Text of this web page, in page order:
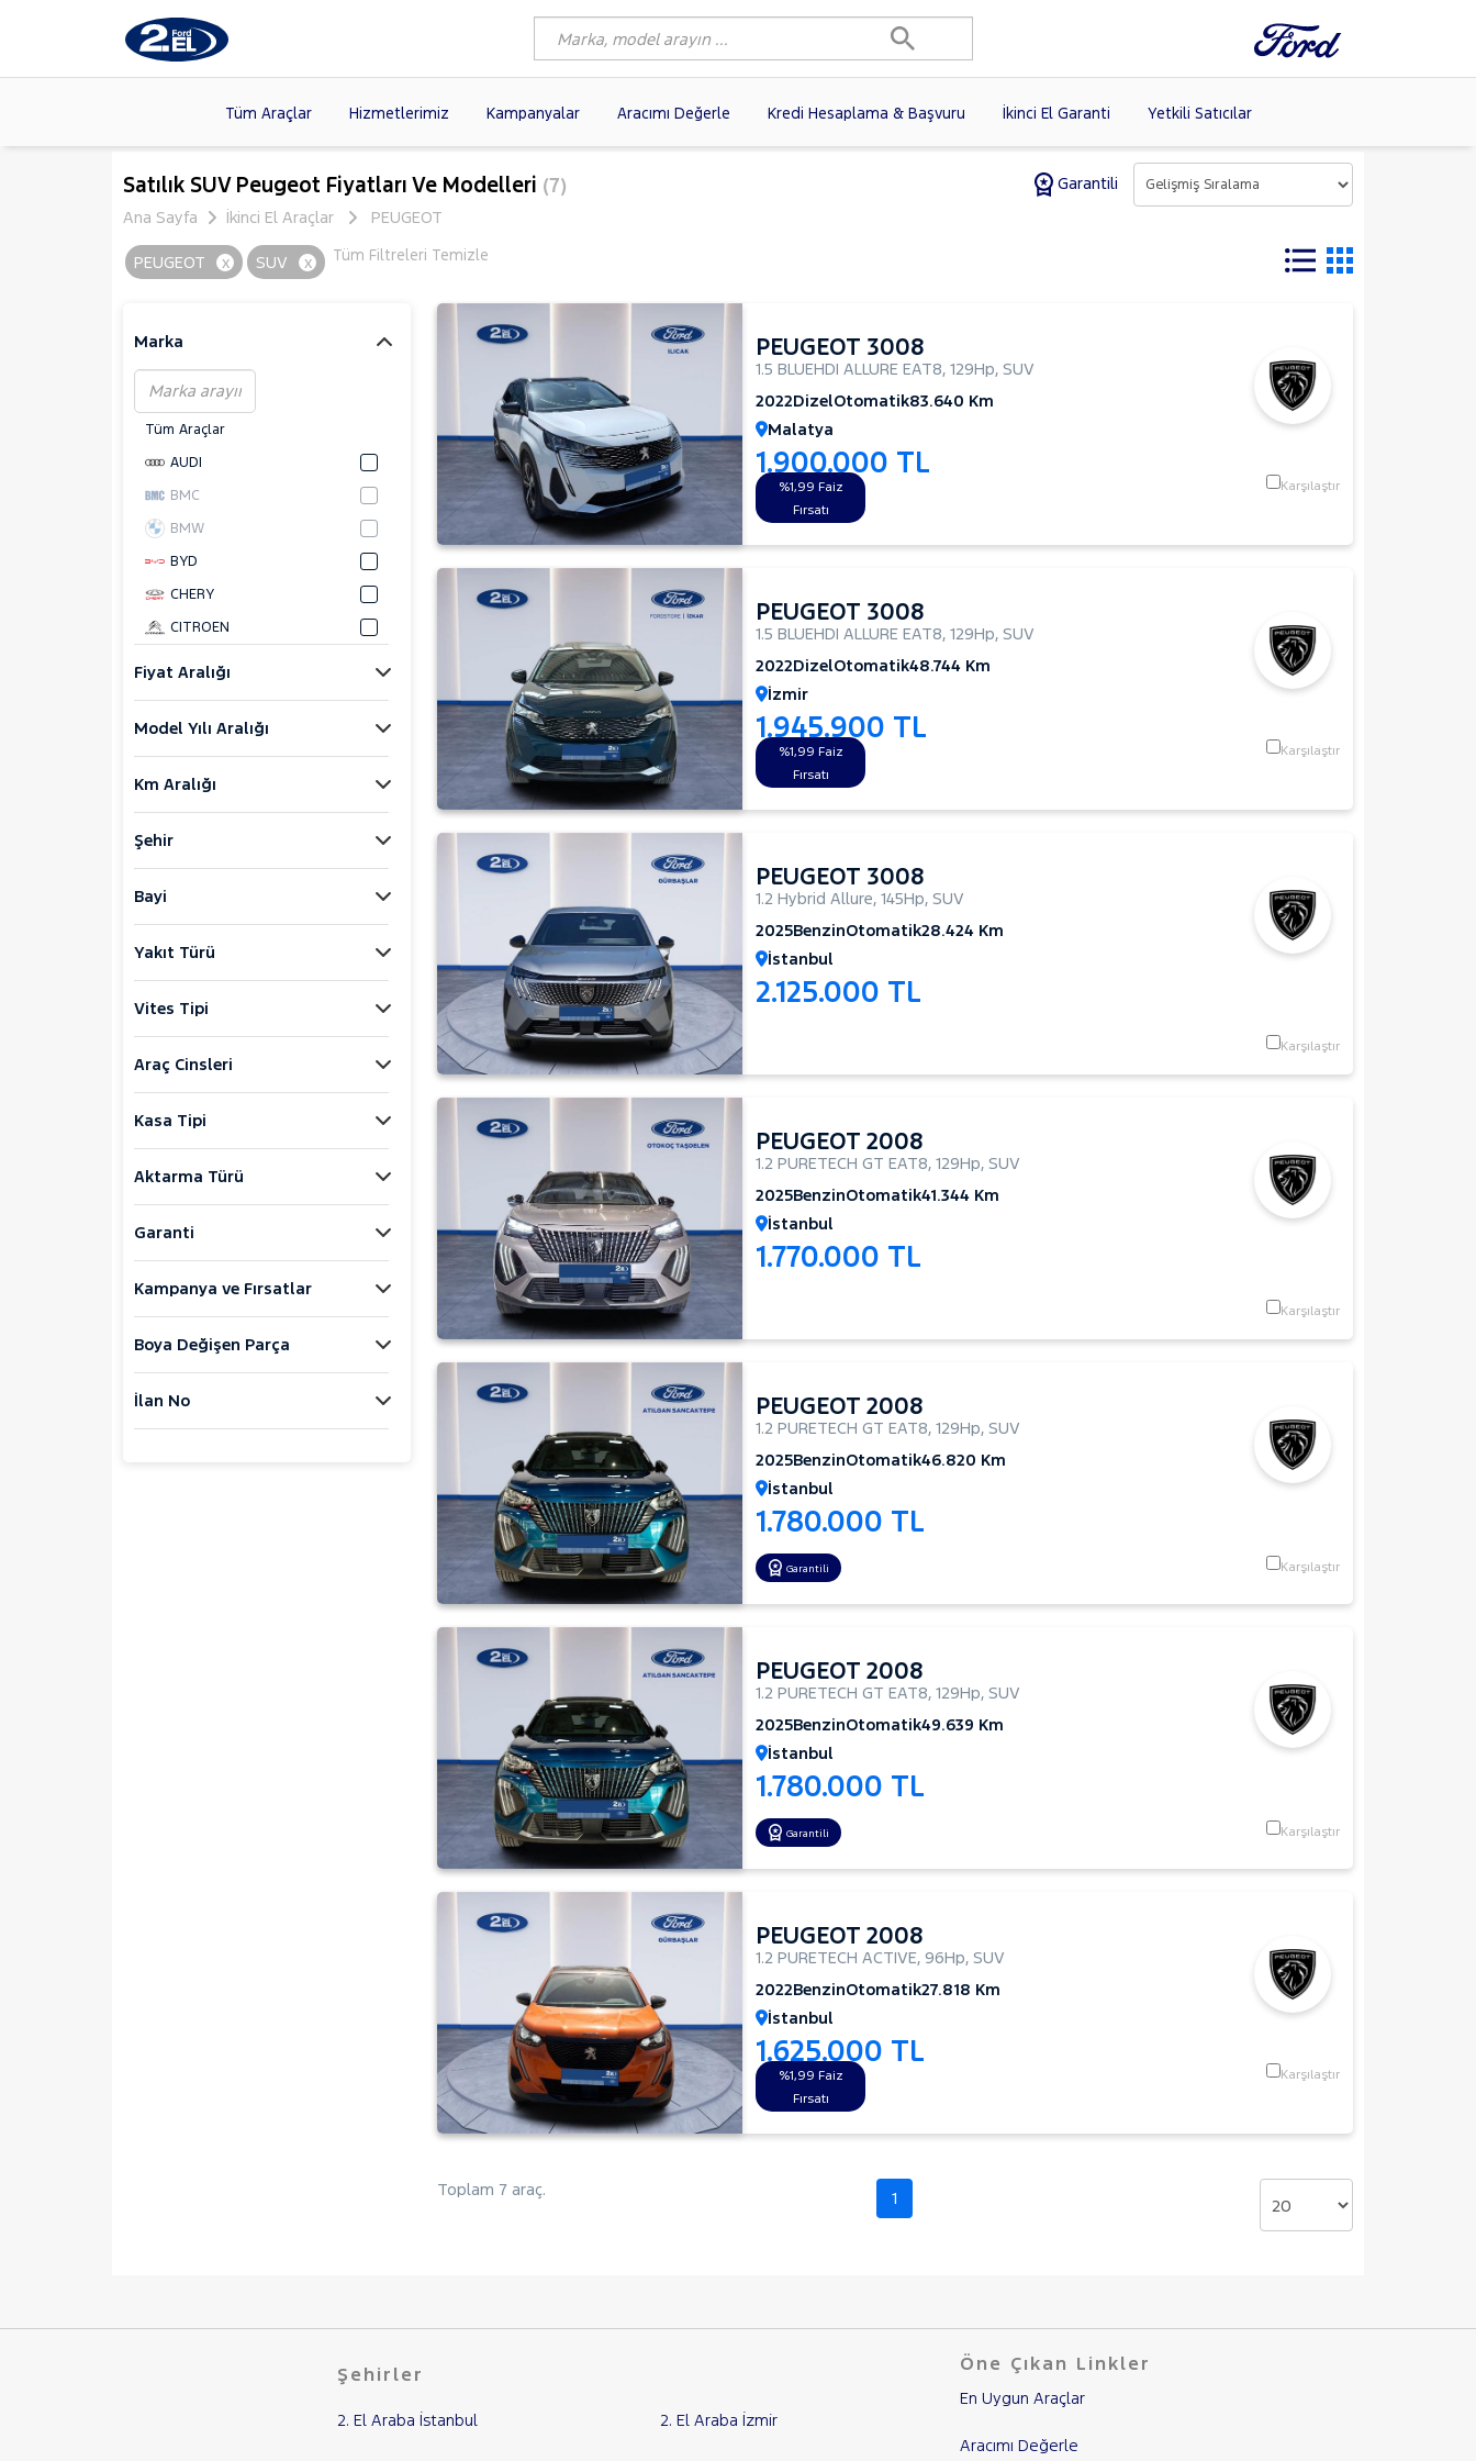
Tüm Araçlar Hizmetlerimiz Kampanyalar Aracımı Değerle Kredi Hesaplama & Başvuru İkinci El Garanti Yetkili Satıcılar
Markalar >
Modeller >
Kasalar
FORD(885)
VOLKSWAGEN
HYUNDAI
SKODA
Satılık SUV Peugeot Fiyatları Ve Modelleri (7)
Garantili
Ana Sayfa
İkinci El Araçlar PEUGEOT
Tüm Filtreleri Temizle
PEUGEOT x SUV x
Marka
Tüm Araçlar
AUDI
BMC
BMW
BYD
CHERY
CITROEN
DAIHATSU
FIAT
FORD
ISUZU
Iveco
KIA
LANCIA
MAN
MERCEDES-BENZ
MINI
NISSAN
OPEL
PEUGEOT
Fiyat Aralığı
Model Yılı Aralığı
Km Aralığı
Şehir
Bayi
Yakıt Türü
Vites Tipi
Araç Cinsleri
Kasa Tipi
Aktarma Türü
Garanti
Kampanya ve Fırsatlar
Boya Değişen Parça
İlan No
PEUGEOT 3008
1.5 BLUEHDI ALLURE EAT8, 129Hp, SUV
2022DizelOtomatik83.640 Km
Malatya
1.900.000 TL
%1,99 Faiz
Fırsatı
Karşılaştır
PEUGEOT 3008
1.5 BLUEHDI ALLURE EAT8, 129Hp, SUV
2022DizelOtomatik48.744 Km
İzmir
1.945.900 TL
%1,99 Faiz
Fırsatı
Karşılaştır
PEUGEOT 3008
1.2 Hybrid Allure, 145Hp, SUV
2025BenzinOtomatik28.424 Km
İstanbul
2.125.000 TL
Karşılaştır
PEUGEOT 2008
1.2 PURETECH GT EAT8, 129Hp, SUV
2025BenzinOtomatik41.344 Km
İstanbul
1.770.000 TL
Karşılaştır
PEUGEOT 2008
1.2 PURETECH GT EAT8, 129Hp, SUV
2025BenzinOtomatik46.820 Km
İstanbul
1.780.000 TL
Garantili Karşılaştır
PEUGEOT 2008
1.2 PURETECH GT EAT8, 129Hp, SUV
2025BenzinOtomatik49.639 Km
İstanbul
1.780.000 TL
Garantili Karşılaştır
PEUGEOT 2008
1.2 PURETECH ACTIVE, 96Hp, SUV
2022BenzinOtomatik27.818 Km
İstanbul
1.625.000 TL
%1,99 Faiz
Fırsatı
Karşılaştır
Toplam 7 araç. 1
Şehirler
2. El Araba İstanbul 2. El Araba İzmir
Öne Çıkan Linkler
En Uygun Araçlar
Aracımı Değerle